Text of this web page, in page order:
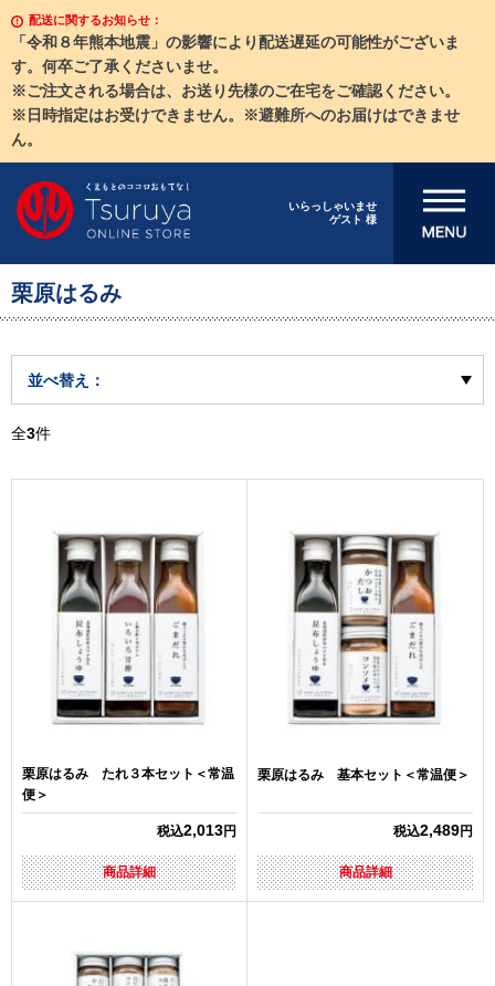
配送に関するお知らせ：
「令和８年熊本地震」の影響により配送遅延の可能性がございま
す。何卒ご了承くださいませ。
※ご注文される場合は、お送り先様のご在宅をご確認ください。
※日時指定はお受けできません。※避難所へのお届けはできませ
ん。
いらっしゃいませ
ゲスト 様
メニューを開
栗原はるみ
並べ替え：
全3件
栗原はるみ たれ３本セット＜常温
便＞
税込2,013円
商品詳細
栗原はるみ 基本セット＜常温便＞
税込2,489円
商品詳細